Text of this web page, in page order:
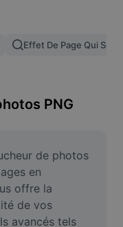
Effet De Page Qui Se
PNG
de photos
en
offre la
de vos
avancés tels